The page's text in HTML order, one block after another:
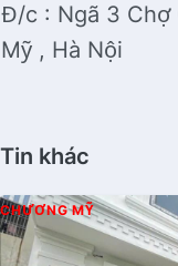
Đ/c : Ngã 3 Chợ
Mỹ , Hà Nội
Tin khác
CHƯƠNG MỸ